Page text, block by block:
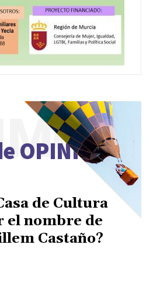
OPINIÓN
de Cultura
el nombre de
Castaño?